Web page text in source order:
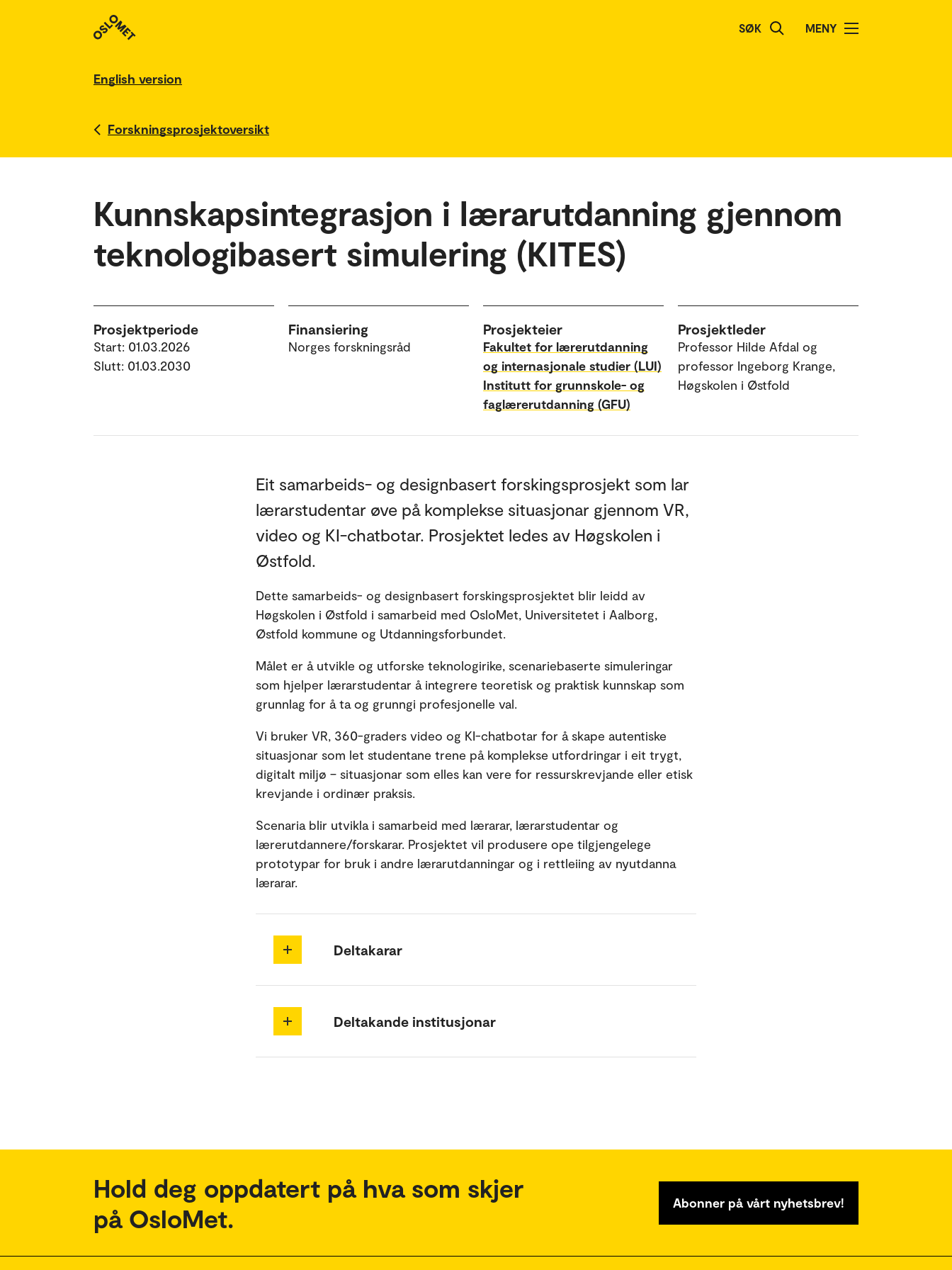
SØK MENY
English version
Forskningsprosjektoversikt
Kunnskapsintegrasjon i lærarutdanning gjennom
teknologibasert simulering (KITES)
Prosjektperiode
Start: 01.03.2026
Slutt: 01.03.2030
Finansiering
Norges forskningsråd
Prosjekteier
Fakultet for lærerutdanning
og internasjonale studier (LUI)
Institutt for grunnskole- og
faglærerutdanning (GFU)
Prosjektleder
Professor Hilde Afdal og
professor Ingeborg Krange,
Høgskolen i Østfold
Eit samarbeids- og designbasert forskingsprosjekt som lar
lærarstudentar øve på komplekse situasjonar gjennom VR,
video og KI-chatbotar. Prosjektet ledes av Høgskolen i
Østfold.
Dette samarbeids- og designbasert forskingsprosjektet blir leidd av
Høgskolen i Østfold i samarbeid med OsloMet, Universitetet i Aalborg,
Østfold kommune og Utdanningsforbundet.
Målet er å utvikle og utforske teknologirike, scenariebaserte simuleringar
som hjelper lærarstudentar å integrere teoretisk og praktisk kunnskap som
grunnlag for å ta og grunngi profesjonelle val.
Vi bruker VR, 360-graders video og KI-chatbotar for å skape autentiske
situasjonar som let studentane trene på komplekse utfordringar i eit trygt,
digitalt miljø – situasjonar som elles kan vere for ressurskrevjande eller etisk
krevjande i ordinær praksis.
Scenaria blir utvikla i samarbeid med lærarar, lærarstudentar og
lærerutdannere/forskarar. Prosjektet vil produsere ope tilgjengelege
prototypar for bruk i andre lærarutdanningar og i rettleiing av nyutdanna
lærarar.
Deltakarar
Deltakande institusjonar
Hold deg oppdatert på hva som skjer
på OsloMet.
Abonner på vårt nyhetsbrev!